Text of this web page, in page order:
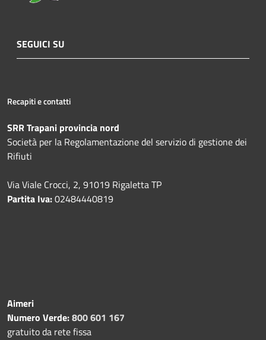
SEGUICI SU
Recapiti e contatti
SRR Trapani provincia nord
Società per la Regolamentazione del servizio di gestione dei
Rifiuti
Via Viale Crocci, 2, 91019 Rigaletta TP
Partita Iva:02484440819
Aimeri
Numero Verde:800 601 167
gratuito da rete fissa